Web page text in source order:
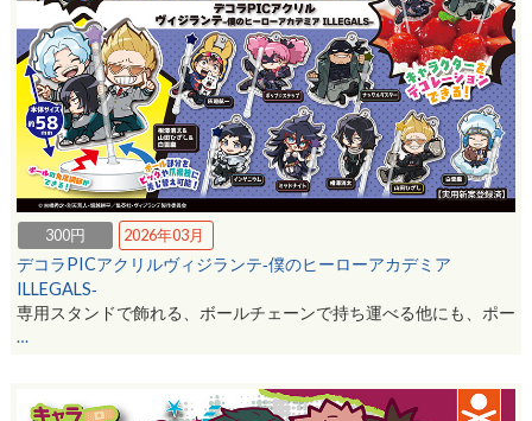
300円 2026年03月
デコラPICアクリルヴィジランテ‐僕のヒーローアカデミア
ILLEGALS‐
専用スタンドで飾れる、ボールチェーンで持ち運べる他にも、ポー
…